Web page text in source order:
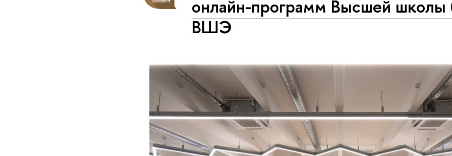
онлайн-программ Высшей школы
ВШЭ